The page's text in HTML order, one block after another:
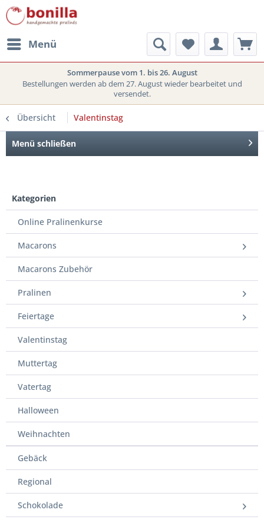
Menü
Sommerpause vom 1. bis 26. August
Bestellungen werden ab dem 27. August wieder bearbeitet und
versendet.
Übersicht Valentinstag
Menü schließen
Kategorien
Online Pralinenkurse
Macarons
Macarons Zubehör
Pralinen
Feiertage
Valentinstag
Muttertag
Vatertag
Halloween
Weihnachten
Gebäck
Regional
Schokolade